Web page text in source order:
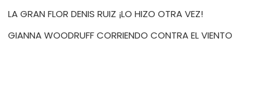
LA GRAN FLOR DENIS RUIZ ¡LO HIZO OTRA VEZ!
GIANNA WOODRUFF CORRIENDO CONTRA EL VIENTO